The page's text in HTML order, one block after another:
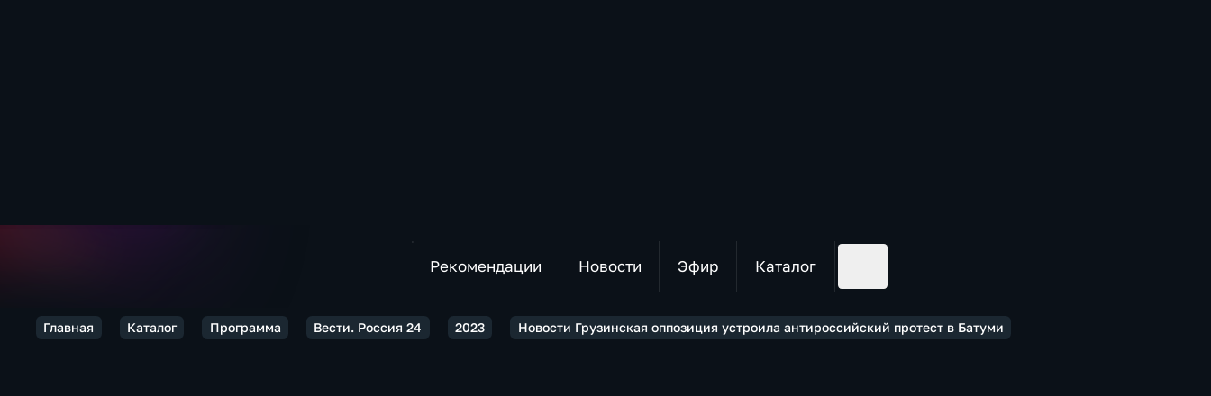
Рекомендации Новости Эфир Каталог
Главная Каталог Программа Вести. Россия 24 2023 Новости Грузинская оппозиция устроила антироссийский протест в Батуми